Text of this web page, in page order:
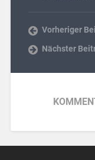
Vorheriger
Nächster